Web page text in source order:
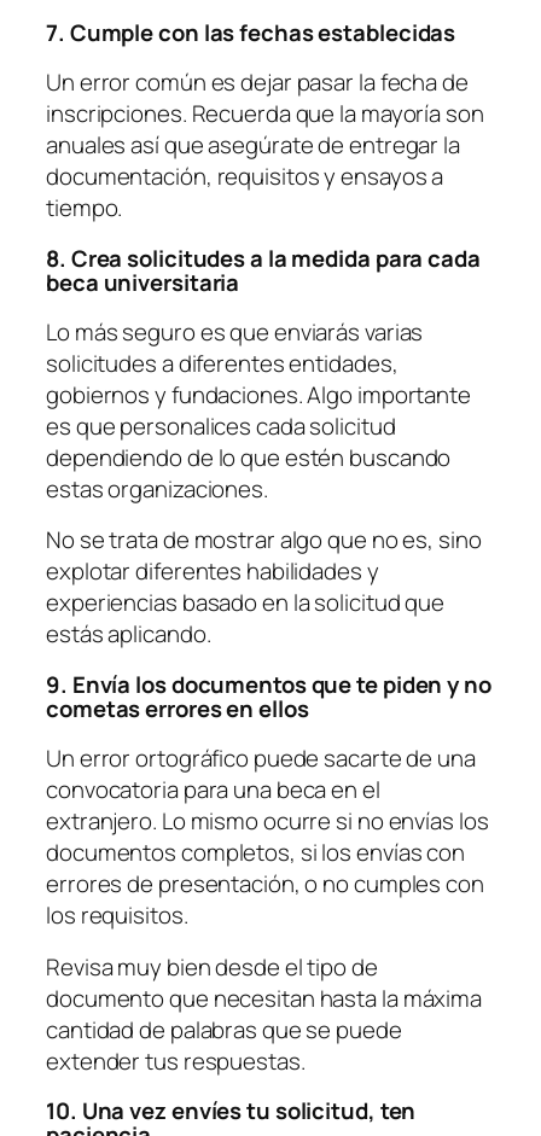
7. Cumple con las fechas establecidas
Un error común es dejar pasar la fecha de
inscripciones. Recuerda que la mayoría son
anuales así que asegúrate de entregar la
documentación, requisitos y ensayos a
tiempo.
8. Crea solicitudes a la medida para cada
beca universitaria
Lo más seguro es que enviarás varias
solicitudes a diferentes entidades,
gobiernos y fundaciones. Algo importante
es que personalices cada solicitud
dependiendo de lo que estén buscando
estas organizaciones.
No se trata de mostrar algo que no es, sino
explotar diferentes habilidades y
experiencias basado en la solicitud que
estás aplicando.
9. Envía los documentos que te piden y no
cometas errores en ellos
Un error ortográfico puede sacarte de una
convocatoria para una beca en el
extranjero. Lo mismo ocurre si no envías los
documentos completos, si los envías con
errores de presentación, o no cumples con
los requisitos.
Revisa muy bien desde el tipo de
documento que necesitan hasta la máxima
cantidad de palabras que se puede
extender tus respuestas.
10. Una vez envíes tu solicitud, ten